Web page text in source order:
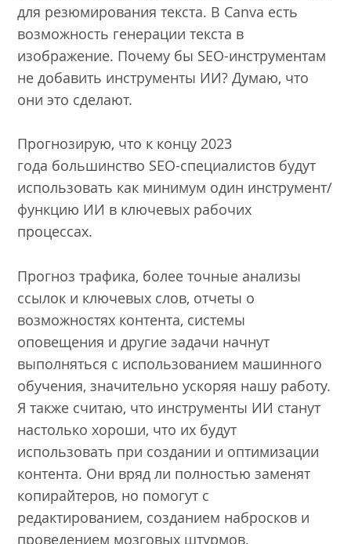
для резюмирования текста. В Canva есть
возможность генерации текста в
изображение. Почему бы SEO-инструментам
не добавить инструменты ИИ? Думаю, что
они это сделают.
Прогнозирую, что к концу 2023
года большинство SEO-специалистов будут
использовать как минимум один инструмент/
функцию ИИ в ключевых рабочих
процессах.
Прогноз трафика, более точные анализы
ссылок и ключевых слов, отчеты о
возможностях контента, системы
оповещения и другие задачи начнут
выполняться с использованием машинного
обучения, значительно ускоряя нашу работу.
Я также считаю, что инструменты ИИ станут
настолько хороши, что их будут
использовать при создании и оптимизации
контента. Они вряд ли полностью заменят
копирайтеров, но помогут с
редактированием, созданием набросков и
проведением мозговых штурмов.